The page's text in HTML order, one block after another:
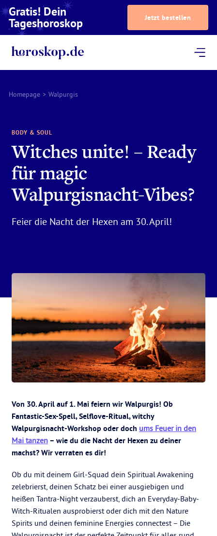
Gratis! Dein
Tageshoroskop Jetzt bestellen
Homepage > Walpurgis
BODY & SOUL
Witches unite! – Ready
für magic
Walpurgisnacht-Vibes?
Feier die Nacht der Hexen am 30. April!
Von 30. April auf 1. Mai feiern wir Walpurgis! Ob
Fantastic-Sex-Spell, Selflove-Ritual, witchy
Walpurgisnacht-Workshop oder doch ums Feuer in den
Mai tanzen – wie du die Nacht der Hexen zu deiner
machst? Wir verraten es dir!
Ob du mit deinem Girl-Squad dein Spiritual Awakening
zelebrierst, deinen Schatz bei einer ausgiebigen und
heißen Tantra-Night verzauberst, dich an Everyday-Baby-
Witch-Ritualen ausprobierst oder dich mit den Nature
Spirits und deinen feminine Energies connectest – Die